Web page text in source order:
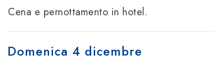
Cena e pernottamento in hotel.
Domenica 4 dicembre